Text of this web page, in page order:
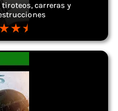
tiroteos, carreras y